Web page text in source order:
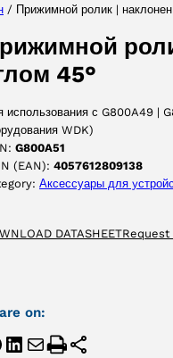
/ Прижимной ролик |
45°
использования с G800A49 |
WDK)
G800A51
(EAN): 4057612809138
Аксессуары для
DATASHEET
on: